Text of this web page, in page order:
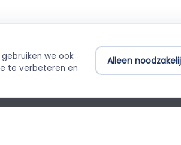
boekbaar
we ook
te verbeteren en
Alleen